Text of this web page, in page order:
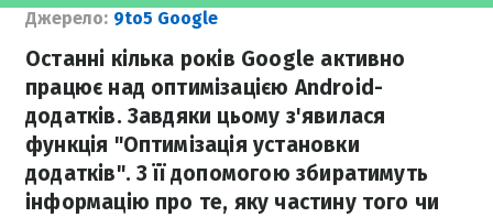
Джерело: 9to5 Google
Останні кілька років Google активно
працює над оптимізацією Android-
додатків. Завдяки цьому з'явилася
функція "Оптимізація установки
додатків". З її допомогою збиратимуть
інформацію про те, яку частину того чи